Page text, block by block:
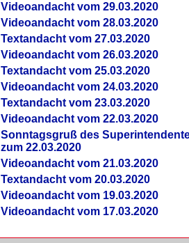
Videoandacht vom 29.03.2020
Videoandacht vom 28.03.2020
Textandacht vom 27.03.2020
Videoandacht vom 26.03.2020
Textandacht vom 25.03.2020
Videoandacht vom 24.03.2020
Textandacht vom 23.03.2020
Videoandacht vom 22.03.2020
Sonntagsgruß des
zum 22.03.2020
Videoandacht vom 21.03.2020
Textandacht vom 20.03.2020
Videoandacht vom 19.03.2020
Videoandacht vom 17.03.2020